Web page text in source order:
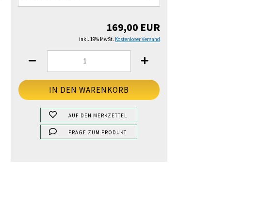
169,00 EUR
inkl. 19% MwSt. Kostenloser Versand
AUF DEN MERKZETTEL
FRAGE ZUM PRODUKT